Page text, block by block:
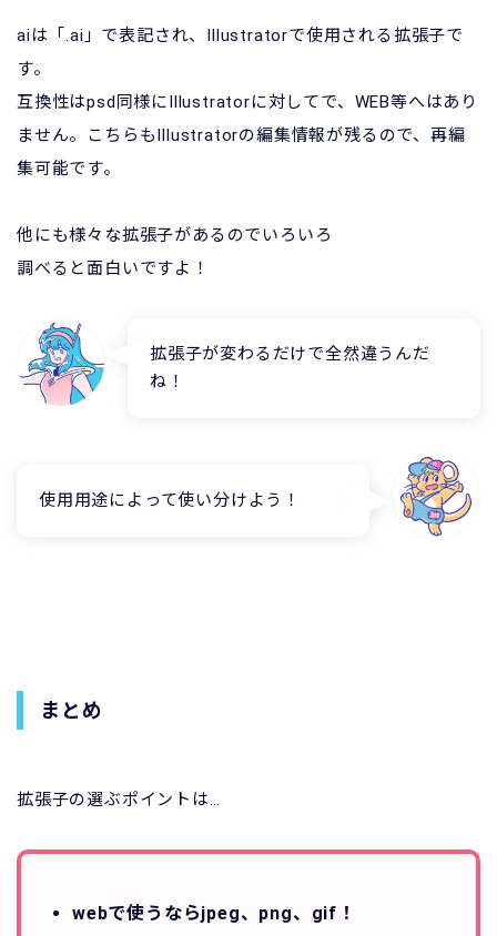
aiは「.ai」で表記され、Illustratorで使用される拡張子で
す。
互換性はpsd同様にIllustratorに対してで、WEB等へはあり
ません。こちらもIllustratorの編集情報が残るので、再編
集可能です。
他にも様々な拡張子があるのでいろいろ
調べると面白いですよ！
拡張子が変わるだけで全然違うんだ
ね！
使用用途によって使い分けよう！
まとめ
拡張子の選ぶポイントは…
webで使うならjpeg、png、gif！